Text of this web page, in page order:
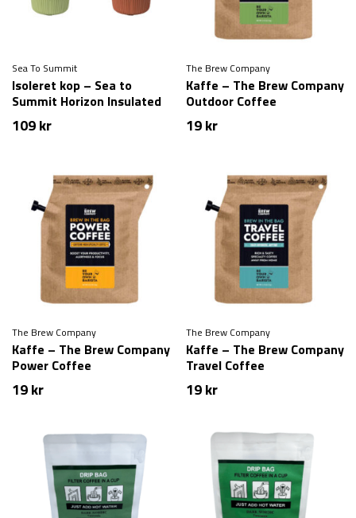
Sea To Summit
Isoleret kop – Sea to
Summit Horizon Insulated
mug – 475 ml
109kr
The Brew Company
Kaffe – The Brew Company
Outdoor Coffee
19kr
The Brew Company
Kaffe – The Brew Company
Power Coffee
19kr
The Brew Company
Kaffe – The Brew Company
Travel Coffee
19kr